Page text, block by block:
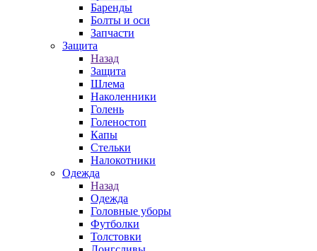
Баренды
Болты и оси
Запчасти
Защита
Назад
Защита
Шлема
Наколенники
Голень
Голеностоп
Капы
Стельки
Налокотники
Одежда
Назад
Одежда
Головные уборы
Футболки
Толстовки